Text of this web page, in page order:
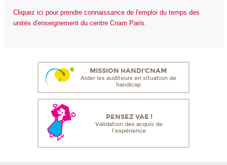
Cliquez ici pour prendre connaissance de l'emploi du temps des
unités d'enseignement du centre Cnam Paris.
MISSION HANDI'CNAM
Aider les auditeurs en situation de
handicap
PENSEZ VAE !
Validation des acquis de
l'expérience